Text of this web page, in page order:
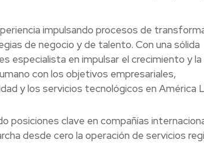
impulsando procesos de
de negocio y de talento. Con una sólida
especialista en impulsar el crecimiento y la
con los objetivos empresariales,
y los servicios tecnológicos en América
posiciones clave en compañías
desde cero la operación de servicios